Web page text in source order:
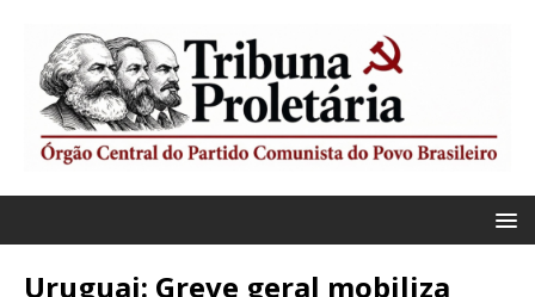
Uruguai: Greve geral mobiliza